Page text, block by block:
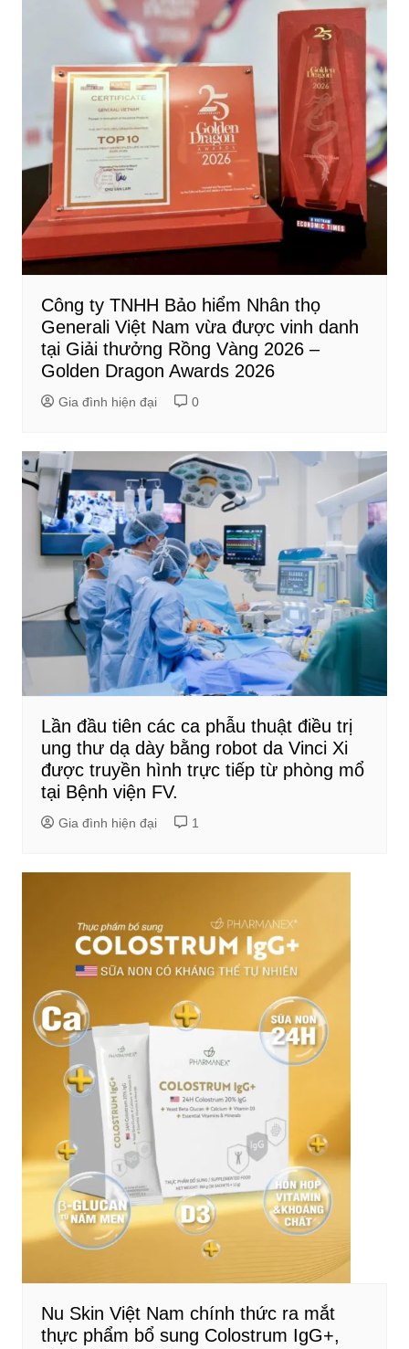
Công ty TNHH Bảo hiểm Nhân thọ
Generali Việt Nam vừa được vinh danh
tại Giải thưởng Rồng Vàng 2026 –
Golden Dragon Awards 2026
Gia đình hiện đại 0
Lần đầu tiên các ca phẫu thuật điều trị
ung thư dạ dày bằng robot da Vinci Xi
được truyền hình trực tiếp từ phòng mổ
tại Bệnh viện FV.
Gia đình hiện đại 1
Nu Skin Việt Nam chính thức ra mắt
thực phẩm bổ sung Colostrum IgG+,